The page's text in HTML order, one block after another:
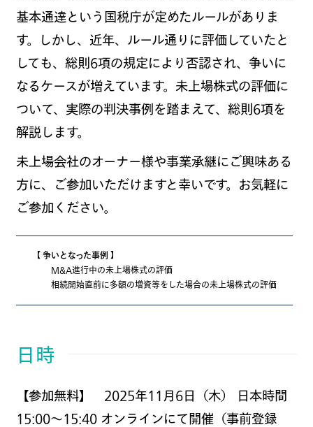
基本通達という国税庁が定めたルールがありま
す。しかし、近年、ルール通りに評価していたと
しても、総則6項の規定により否認され、争いに
なるケースが増えています。未上場株式の評価に
ついて、実際の判決事例を踏まえて、総則6項を
解説します。
未上場会社のオーナー様や事業承継にご興味ある
方に、ご参加いただけますと幸いです。お気軽に
ご参加ください。
【 争いとなった事例 】
M&A進行中の未上場株式の評価
相続開始直前に多額の増資等をした場合の未上場株式の評価
日時
【参加無料】 2025年11月6日（木） 日本時間
15:00〜15:40 オンラインにて開催（事前登録